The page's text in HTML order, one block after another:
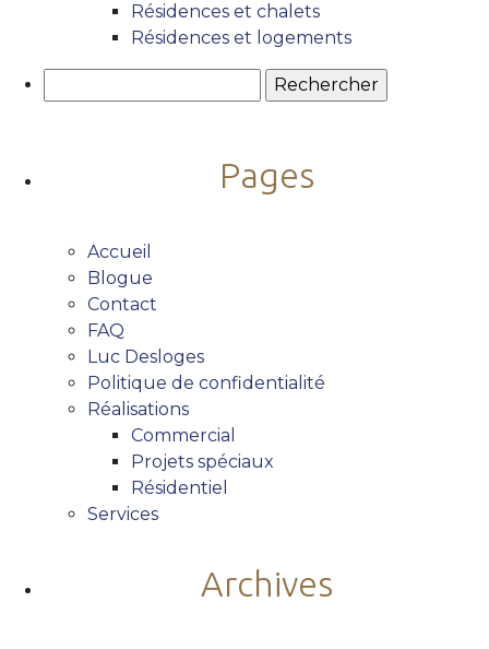
Résidences et chalets
Résidences et logements
Pages
Accueil
Blogue
Contact
FAQ
Luc Desloges
Politique de confidentialité
Réalisations
Commercial
Projets spéciaux
Résidentiel
Services
Archives